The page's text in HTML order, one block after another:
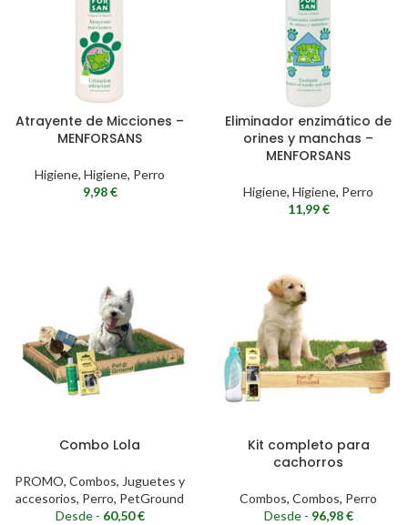
Atrayente de Micciones –
MENFORSANS
Higiene, Higiene, Perro
9,98€
Eliminador enzimático de
orines y manchas –
MENFORSANS
Higiene, Higiene, Perro
11,99€
Combo Lola
PROMO, Combos, Juguetes y
accesorios, Perro, PetGround
Desde - 60,50€
Kit completo para
cachorros
Combos, Combos, Perro
Desde - 96,98€